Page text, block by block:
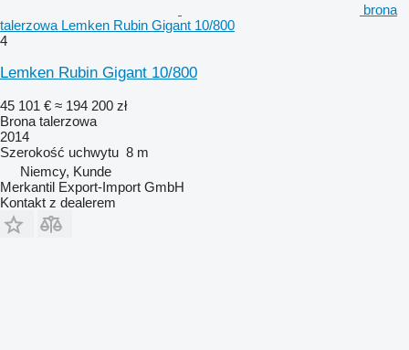
brona
talerzowa Lemken Rubin Gigant 10/800
4
Lemken Rubin Gigant 10/800
45 101 € ≈ 194 200 zł
Brona talerzowa
2014
Szerokość uchwytu 8 m
Niemcy, Kunde
Merkantil Export-Import GmbH
Kontakt z dealerem